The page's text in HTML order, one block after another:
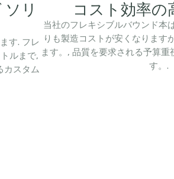
リ
す. フレ
ルまで,
カスタム
コスト効率の
当社のフレキシブルバウンド本
りも製造コストが安くなります
ます。, 品質を要求される予算
す。.